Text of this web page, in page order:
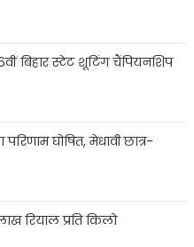
बिहार स्टेट शूटिंग चैंपियनशिप
परिणाम घोषित, मेधावी छात्र-
रियाल प्रति किलो